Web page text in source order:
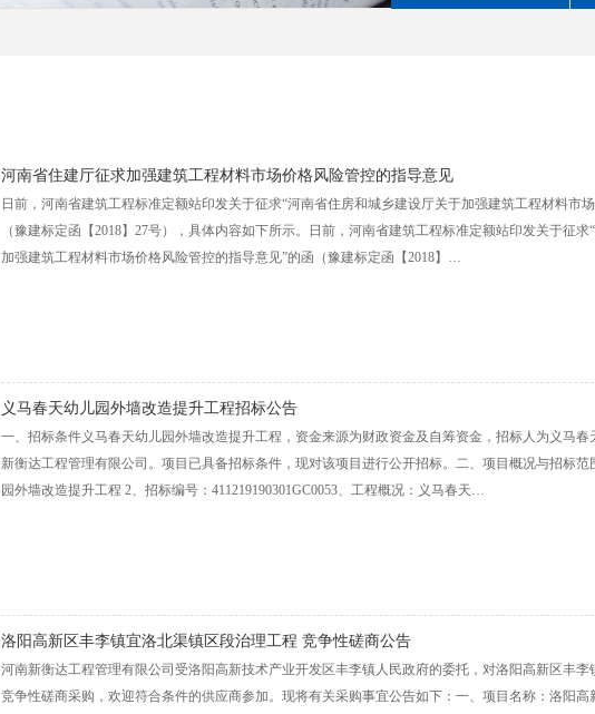
河南省住建厅征求加强建筑工程材料市场价格风险管控的指导意见
日前，河南省建筑工程标准定额站印发关于征求“河南省住房和城乡建设厅关于加强建筑工程材料市
（豫建标定函【2018】27号），具体内容如下所示。日前，河南省建筑工程标准定额站印发关于征
加强建筑工程材料市场价格风险管控的指导意见”的函（豫建标定函【2018】…
义马春天幼儿园外墙改造提升工程招标公告
一、招标条件义马春天幼儿园外墙改造提升工程，资金来源为财政资金及自筹资金，招标人为义马
新衡达工程管理有限公司。项目已具备招标条件，现对该项目进行公开招标。二、项目概况与招标
园外墙改造提升工程 2、招标编号：411219190301GC0053、工程概况：义马春天…
洛阳高新区丰李镇宜洛北渠镇区段治理工程 竞争性磋商公告
河南新衡达工程管理有限公司受洛阳高新技术产业开发区丰李镇人民政府的委托，对洛阳高新区丰
竞争性磋商采购，欢迎符合条件的供应商参加。现将有关采购事宜公告如下：一、项目名称：洛阳